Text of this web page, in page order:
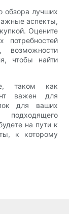
обзора лучших
аспекты,
Оцените
возможности
чтобы найти
таком как
важен для
для ваших
на пути к
к которому